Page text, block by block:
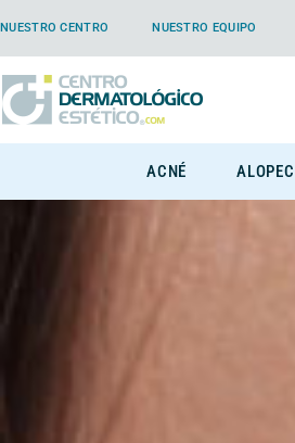
NUESTRO CENTRO NUESTRO EQUIPO
ACNÉ